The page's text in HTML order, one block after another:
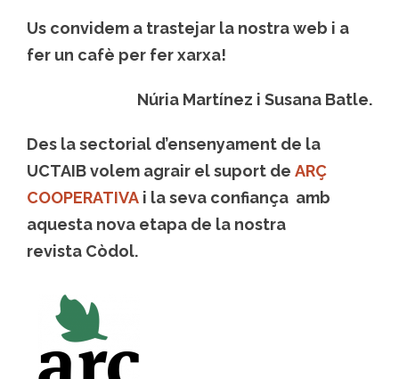
Us convidem a trastejar la nostra web i a
fer un cafè per fer xarxa!
Núria Martínez i Susana Batle.
Des la sectorial d’ensenyament de la
UCTAIB volem agrair el suport de ARÇ
COOPERATIVA i la seva confiança amb
aquesta nova etapa de la nostra
revista Còdol.